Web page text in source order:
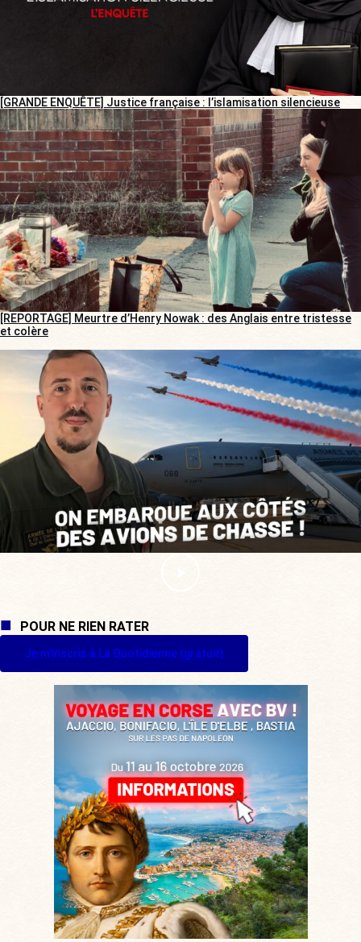
[GRANDE ENQUÊTE] Justice française : l’islamisation silencieuse
[REPORTAGE] Meurtre d’Henry Nowak : des Anglais entre tristesse
et colère
POUR NE RIEN RATER
Je m'inscris à La Quotidienne (gratuit)